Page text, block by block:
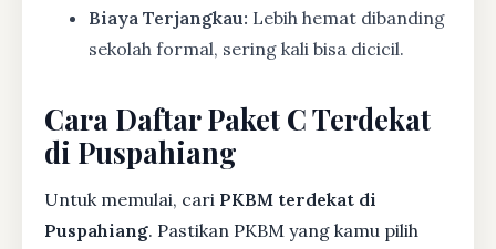
Biaya Terjangkau: Lebih hemat dibanding
sekolah formal, sering kali bisa dicicil.
Cara Daftar Paket C Terdekat
di Puspahiang
Untuk memulai, cari PKBM terdekat di
Puspahiang. Pastikan PKBM yang kamu pilih